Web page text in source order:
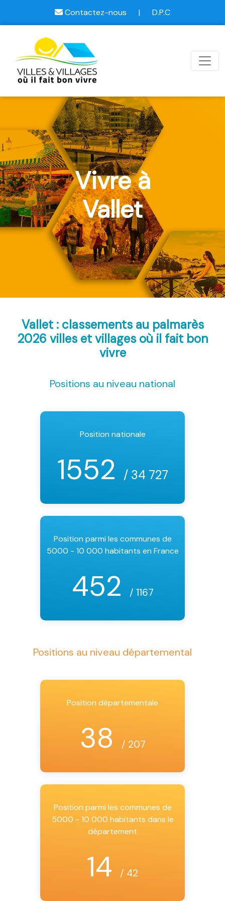
Contactez-nous | D.P.C
Vivre à
Vallet
Vallet : classements au palmarès
2026 villes et villages où il fait bon
vivre
Positions au niveau national
Position nationale
1552 / 34 727
Position parmi les communes de
5000 - 10 000 habitants en France
452 / 1167
Positions au niveau départemental
Position départementale
38 / 207
Position parmi les communes de
5000 - 10 000 habitants dans le
département
14 / 42